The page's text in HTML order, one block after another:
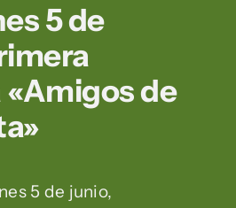
5 de
de
5 de junio,